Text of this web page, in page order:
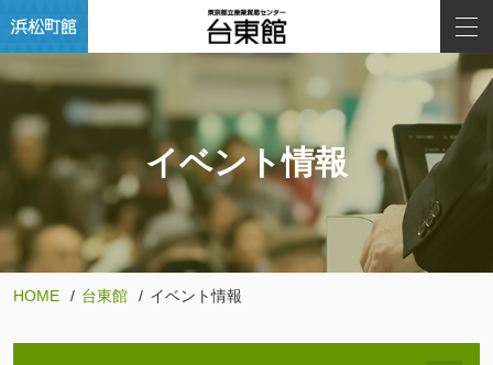
イベント情報
HOME 台東館 イベント情報